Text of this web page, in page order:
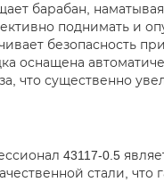
барабан,
поднимать и
безопасность
оснащена
что существенно
43117-0.5
стали, что